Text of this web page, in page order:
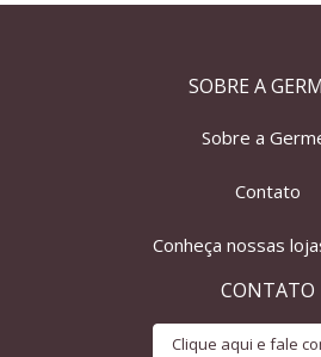
SOBRE A
Sobre a
Contato
Conheça nossas
CONTATO
Clique aqui e fale